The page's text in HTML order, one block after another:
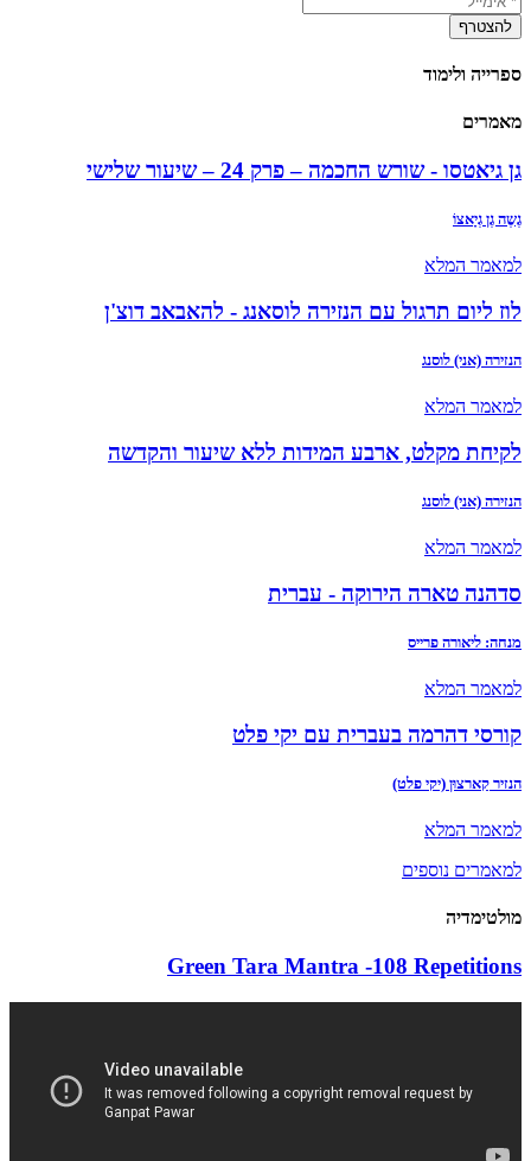
ספרייה ולימוד
מאמרים
גן גיאטסו - שורש החכמה – פרק 24 – שיעור שלישי
גֶשֶה גֶן גְיָאצוֹ
למאמר המלא
לוז ליום תרגול עם הנזירה לוסאנג - להאבאב דוצ'ן
הנזירה (אני) לוסנג
למאמר המלא
לקיחת מקלט, ארבע המידות ללא שיעור והקדשה
הנזירה (אני) לוסנג
למאמר המלא
סדהנה טארה הירוקה - עברית
מנחה: ליאורה פרייס
למאמר המלא
קורסי דהרמה בעברית עם יקי פלט
הנזיר קַארצוּן (יקי פלט)
למאמר המלא
למאמרים נוספים
מולטימדיה
Green Tara Mantra -108 Repetitions